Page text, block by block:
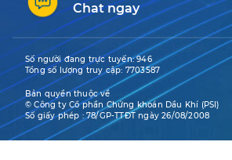
Chat ngay
Số người đang trực tuyến:946
Tổng số lượng truy cập: 7703587
Bản quyền thuộc về
© Công ty Cổ phần Chứng khoán Dầu Khí (PSI)
Số giấy phép : 78/GP-TTĐT ngày 26/08/2008